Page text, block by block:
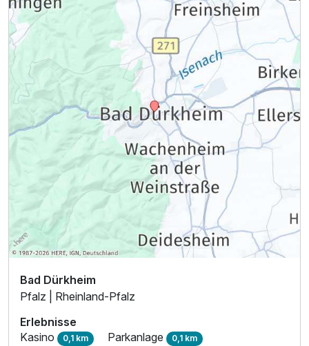
Bad Dürkheim
Pfalz | Rheinland-Pfalz
Erlebnisse
Kasino 0,1 km Parkanlage 0,1 km